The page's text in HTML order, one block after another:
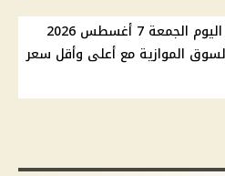
أسعار الدولار اليوم الجمعة 7 أغسطس 2026
الموازية مع أعلى وأقل سعر